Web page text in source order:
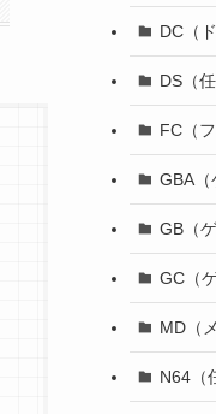
DC（
DS（
FC（
GBA（
GB（
GC（
MD（
N64（